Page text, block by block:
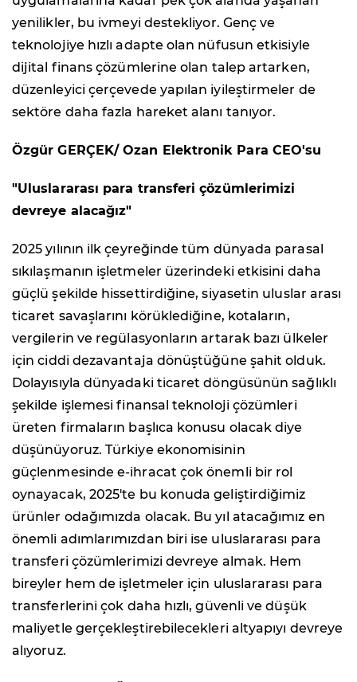
yenilikler, bu ivmeyi destekliyor. Genç ve
teknolojiye hızlı adapte olan nüfusun etkisiyle
dijital finans çözümlerine olan talep artarken,
düzenleyici çerçevede yapılan iyileştirmeler de
sektöre daha fazla hareket alanı tanıyor.
Özgür GERÇEK/ Ozan Elektronik Para CEO'su
"Uluslararası para transferi çözümlerimizi
devreye alacağız"
2025 yılının ilk çeyreğinde tüm dünyada parasal
sıkılaşmanın işletmeler üzerindeki etkisini daha
güçlü şekilde hissettirdiğine, siyasetin uluslar arası
ticaret savaşlarını körüklediğine, kotaların,
vergilerin ve regülasyonların artarak bazı ülkeler
için ciddi dezavantaja dönüştüğüne şahit olduk.
Dolayısıyla dünyadaki ticaret döngüsünün sağlıklı
şekilde işlemesi finansal teknoloji çözümleri
üreten firmaların başlıca konusu olacak diye
düşünüyoruz. Türkiye ekonomisinin
güçlenmesinde e-ihracat çok önemli bir rol
oynayacak, 2025'te bu konuda geliştirdiğimiz
ürünler odağımızda olacak. Bu yıl atacağımız en
önemli adımlarımızdan biri ise uluslararası para
transferi çözümlerimizi devreye almak. Hem
bireyler hem de işletmeler için uluslararası para
transferlerini çok daha hızlı, güvenli ve düşük
maliyetle gerçekleştirebilecekleri altyapıyı devreye
alıyoruz.